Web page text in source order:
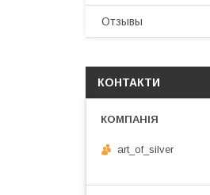
Отзывы
КОНТАКТИ
art_of_silver